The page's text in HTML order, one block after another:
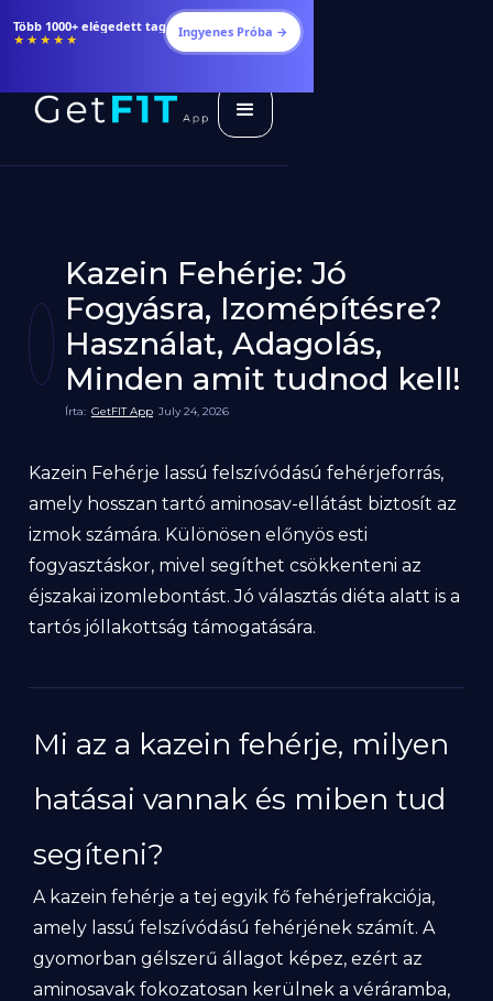
Több 1000+ elégedett tag
★★★★★ Ingyenes Próba →
Kazein Fehérje: Jó
Fogyásra, Izomépítésre?
Használat, Adagolás,
Minden amit tudnod kell!
Írta: GetFIT App July 24, 2026
Kazein Fehérje lassú felszívódású fehérjeforrás,
amely hosszan tartó aminosav-ellátást biztosít az
izmok számára. Különösen előnyös esti
fogyasztáskor, mivel segíthet csökkenteni az
éjszakai izomlebontást. Jó választás diéta alatt is a
tartós jóllakottság támogatására.
Mi az a kazein fehérje, milyen
hatásai vannak és miben tud
segíteni?
A kazein fehérje a tej egyik fő fehérjefrakciója,
amely lassú felszívódású fehérjének számít. A
gyomorban gélszerű állagot képez, ezért az
aminosavak fokozatosan kerülnek a véráramba,